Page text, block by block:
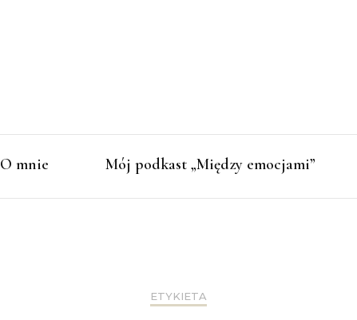
O mnie Mój podkast „Między emocjami”
ETYKIETA